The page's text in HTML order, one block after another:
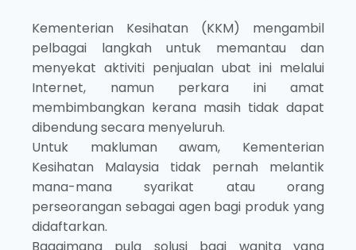
Kementerian Kesihatan (KKM) mengambil
pelbagai langkah untuk memantau dan
menyekat aktiviti penjualan ubat ini melalui
Internet, namun perkara ini amat
membimbangkan kerana masih tidak dapat
dibendung secara menyeluruh.
Untuk makluman awam, Kementerian
Kesihatan Malaysia tidak pernah melantik
mana-mana syarikat atau orang
perseorangan sebagai agen bagi produk yang
didaftarkan.